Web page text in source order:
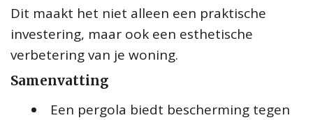
Dit maakt het niet alleen een praktische
investering, maar ook een esthetische
verbetering van je woning.
Samenvatting
Een pergola biedt bescherming tegen